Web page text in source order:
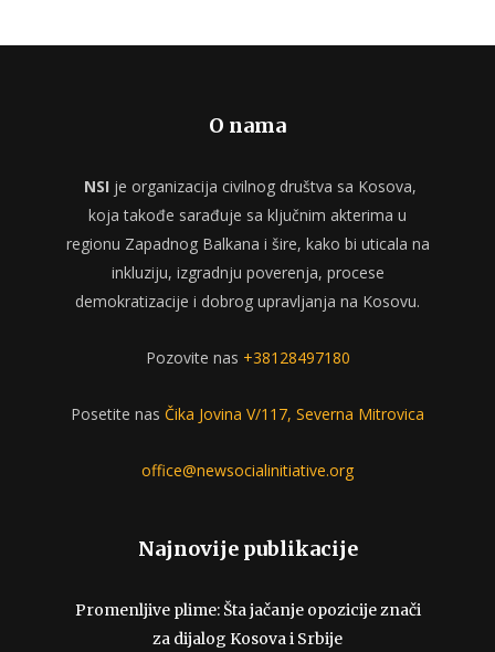
O nama
NSI je organizacija civilnog društva sa Kosova,
koja takođe sarađuje sa ključnim akterima u
regionu Zapadnog Balkana i šire, kako bi uticala na
inkluziju, izgradnju poverenja, procese
demokratizacije i dobrog upravljanja na Kosovu.
Pozovite nas +38128497180
Posetite nas Čika Jovina V/117, Severna Mitrovica
office@newsocialinitiative.org
Najnovije publikacije
Promenljive plime: Šta jačanje opozicije znači
za dijalog Kosova i Srbije